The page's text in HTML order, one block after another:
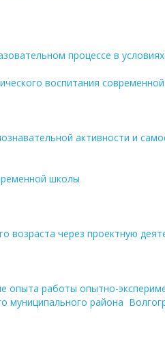
процессе в
воспитания
активности и
школы
возраста через проектную
работы опытно-
муниципального района